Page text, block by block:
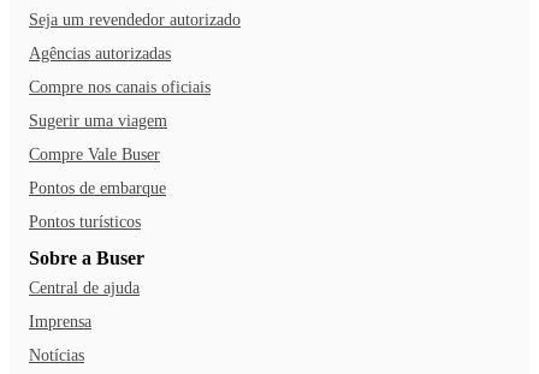
Seja um revendedor autorizado
Agências autorizadas
Compre nos canais oficiais
Sugerir uma viagem
Compre Vale Buser
Pontos de embarque
Pontos turísticos
Sobre a Buser
Central de ajuda
Imprensa
Notícias